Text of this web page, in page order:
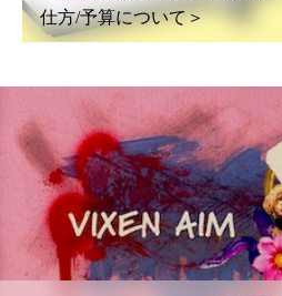
仕方/予算について＞